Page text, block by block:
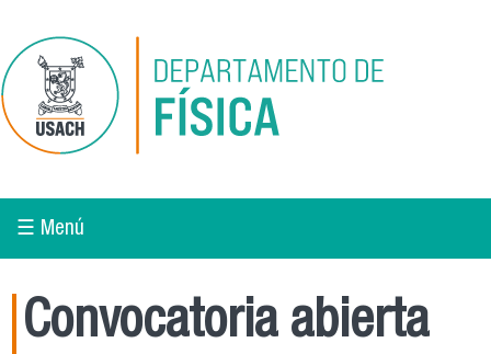
☰ Menú
Convocatoria abierta